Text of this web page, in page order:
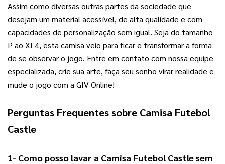
Assim como diversas outras partes da sociedade que
desejam um material acessível, de alta qualidade e com
capacidades de personalização sem igual. Seja do tamanho
P ao XL4, esta camisa veio para ficar e transformar a forma
de se observar o jogo. Entre em contato com nossa equipe
especializada, crie sua arte, faça seu sonho virar realidade e
mude o jogo com a GIV Online!
Perguntas Frequentes sobre Camisa Futebol
Castle
1- Como posso lavar a Camisa Futebol Castle sem